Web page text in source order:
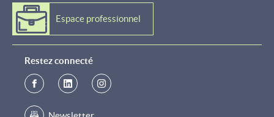
Espace professionnel
Restez connecté